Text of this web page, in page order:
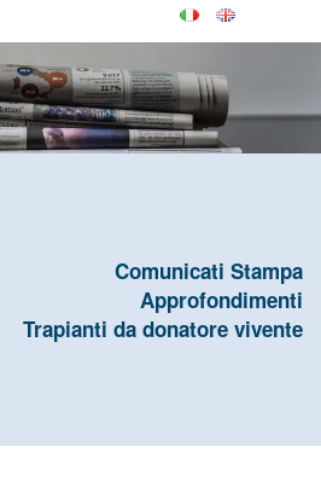
Comunicati Stampa
Approfondimenti
Trapianti da donatore vivente